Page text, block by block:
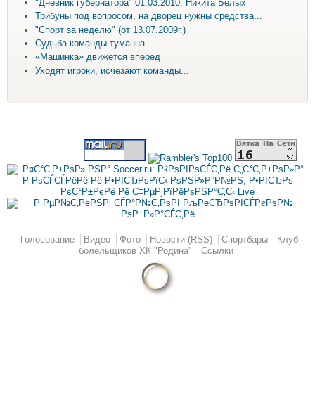
"Дневник губернатора" 01.03.2010: Никита Белых
Трибуны под вопросом, на дворец нужны средства...
"Спорт за неделю" (от 13.07.2009г.)
Судьба команды туманна
«Машинка» движется вперед
Уходят игроки, исчезают команды...
Главное меню
Голосование Видео Фото Новости (RSS) Спортбары
Клуб
болельщиков ХК "Родина"
Ссылки